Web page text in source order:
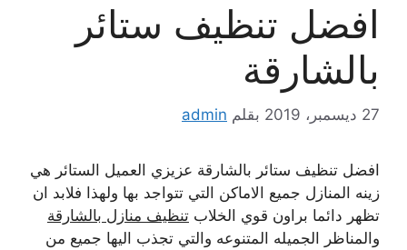
افضل تنظيف ستائر
بالشارقة
27 ديسمبر، 2019 بقلم admin
افضل تنظيف ستائر بالشارقة عزيزي العميل الستائر هي
زينه المنازل جميع الاماكن التي تتواجد بها ولهذا فلابد ان
تظهر دائما براون قوي الخلاب تنظيف منازل بالشارقة
والمناظر الجميله المتنوعه والتي تجذب اليها جميع من